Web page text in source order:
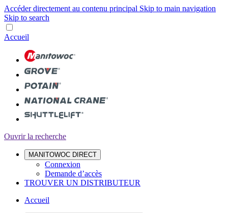
Accéder directement au contenu principal Skip to main navigation
Skip to search
Accueil
Ouvrir la recherche
MANITOWOC DIRECT
Connexion
Demande d’accès
TROUVER UN DISTRIBUTEUR
Accueil